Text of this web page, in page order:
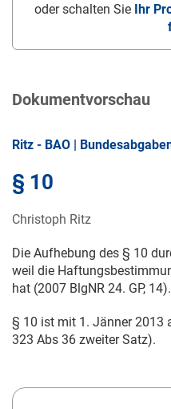
oder schalten Sie Ihr
Dokumentvorschau
Ritz - BAO |
§ 10
Christoph Ritz
Die Aufhebung des § 10
weil die
hat (2007 BlgNR 24. GP, 14).
§ 10 ist mit 1. Jänner 2013
323 Abs 36 zweiter Satz).